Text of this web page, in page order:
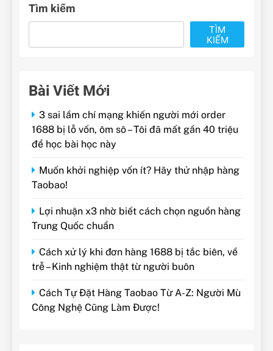
Tìm kiếm
TÌM
KIẾM
Bài Viết Mới
3 sai lầm chí mạng khiến người mới order
1688 bị lỗ vốn, ôm sô – Tôi đã mất gần 40 triệu
để học bài học này
Muốn khởi nghiệp vốn ít? Hãy thử nhập hàng
Taobao!
Lợi nhuận x3 nhờ biết cách chọn nguồn hàng
Trung Quốc chuẩn
Cách xử lý khi đơn hàng 1688 bị tắc biên, về
trễ – Kinh nghiệm thật từ người buôn
Cách Tự Đặt Hàng Taobao Từ A-Z: Người Mù
Công Nghệ Cũng Làm Được!